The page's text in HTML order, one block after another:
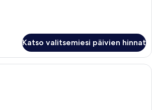
Katso valitsemiesi päivien hinnat